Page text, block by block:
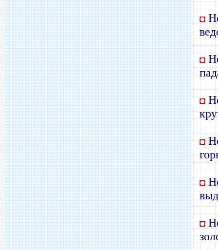
◘
◘
◘
◘
◘
◘